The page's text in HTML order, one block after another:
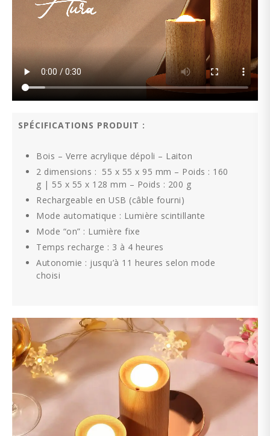
SPÉCIFICATIONS PRODUIT :
Bois – Verre acrylique dépoli – Laiton
2 dimensions : 55 x 55 x 95 mm – Poids : 160
g | 55 x 55 x 128 mm – Poids : 200 g
Rechargeable en USB (câble fourni)
Mode automatique : Lumière scintillante
Mode “on” : Lumière fixe
Temps recharge : 3 à 4 heures
Autonomie : jusqu’à 11 heures selon mode
choisi